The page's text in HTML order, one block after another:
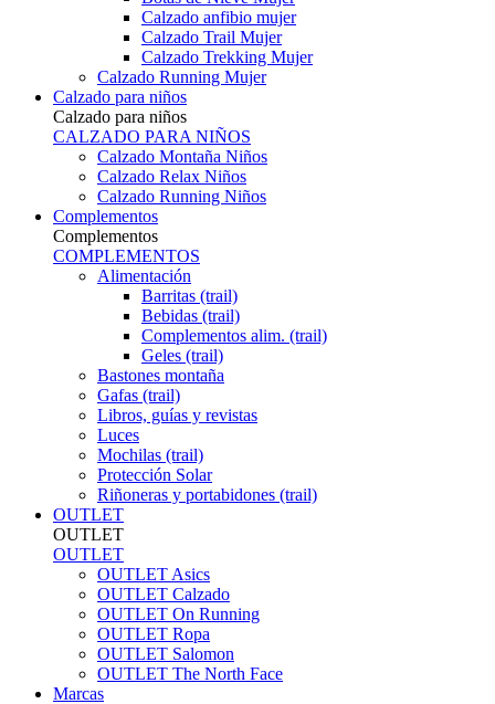
Calzado anfibio mujer
Calzado Trail Mujer
Calzado Trekking Mujer
Calzado Running Mujer
Calzado para niños
Calzado para niños
CALZADO PARA NIÑOS
Calzado Montaña Niños
Calzado Relax Niños
Calzado Running Niños
Complementos
Complementos
COMPLEMENTOS
Alimentación
Barritas (trail)
Bebidas (trail)
Complementos alim. (trail)
Geles (trail)
Bastones montaña
Gafas (trail)
Libros, guías y revistas
Luces
Mochilas (trail)
Protección Solar
Riñoneras y portabidones (trail)
OUTLET
OUTLET
OUTLET
OUTLET Asics
OUTLET Calzado
OUTLET On Running
OUTLET Ropa
OUTLET Salomon
OUTLET The North Face
Marcas